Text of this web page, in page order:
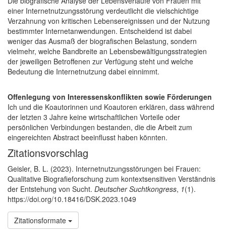
einer Internetnutzungsstörung verdeutlicht die vielschichtige
Verzahnung von kritischen Lebensereignissen und der Nutzung
bestimmter Internetanwendungen. Entscheidend ist dabei
weniger das Ausmaß der biografischen Belastung, sondern
vielmehr, welche Bandbreite an Lebensbewältigungsstrategien
der jeweiligen Betroffenen zur Verfügung steht und welche
Bedeutung die Internetnutzung dabei einnimmt.
Offenlegung von Interessenskonflikten sowie Förderungen
Ich und die Koautorinnen und Koautoren erklären, dass während
der letzten 3 Jahre keine wirtschaftlichen Vorteile oder
persönlichen Verbindungen bestanden, die die Arbeit zum
eingereichten Abstract beeinflusst haben könnten.
Artikel-Details
Zitationsvorschlag
Geisler, B. L. (2023). Internetnutzungsstörungen bei Frauen:
Qualitative Biografieforschung zum kontextsensitiven Verständnis
der Entstehung von Sucht. Deutscher Suchtkongress, 1(1).
https://doi.org/10.18416/DSK.2023.1049
Zitationsformate